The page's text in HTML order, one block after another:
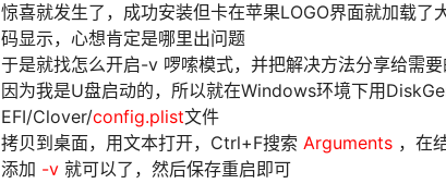
惊喜就发生了，成功安装但卡在苹果LOGO界面就加载了
码显示，心想肯定是哪里出问题
于是就找怎么开启-v 啰嗦模式，并把解决方法分享给需要
因为我是U盘启动的，所以就在Windows环境下用
EFI/Clover/config.plist文件
拷贝到桌面，用文本打开，Ctrl+F搜索 Arguments ，在
添加 -v 就可以了，然后保存重启即可